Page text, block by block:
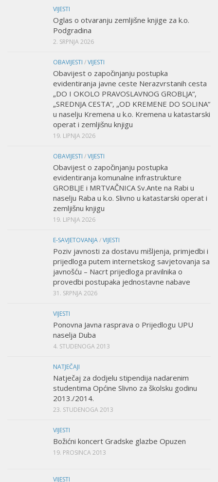
VIJESTI
Oglas o otvaranju zemljišne knjige za k.o.
Podgradina
2. SRPNJA 2026
OBAVIJESTI /VIJESTI
Obavijest o započinjanju postupka
evidentiranja javne ceste Nerazvrstanih cesta
„DO I OKOLO PRAVOSLAVNOG GROBLJA“,
„SREDNJA CESTA“, „OD KREMENE DO SOLINA“
u naselju Kremena u k.o. Kremena u katastarski
operat i zemljišnu knjigu
19. LIPNJA 2026
OBAVIJESTI /VIJESTI
Obavijest o započinjanju postupka
evidentiranja komunalne infrastrukture
GROBLJE i MRTVAČNICA Sv.Ante na Rabi u
naselju Raba u k.o. Slivno u katastarski operat i
zemljišnu knjigu
19. LIPNJA 2026
E-SAVJETOVANJA/VIJESTI
Poziv javnosti za dostavu mišljenja, primjedbi i
prijedloga putem internetskog savjetovanja sa
javnošću – Nacrt prijedloga pravilnika o
provedbi postupaka jednostavne nabave
31. SRPNJA 2026
VIJESTI
Ponovna Javna rasprava o Prijedlogu UPU
naselja Duba
4. STUDENOGA 2013
NATJEČAJI
Natječaj za dodjelu stipendija nadarenim
studentima Općine Slivno za školsku godinu
2013./2014.
23. STUDENOGA 2013
VIJESTI
Božićni koncert Gradske glazbe Opuzen
19. PROSINCA 2013
VIJESTI